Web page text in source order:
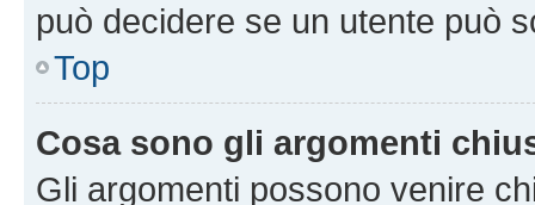
può decidere se un utente può
Top
Cosa sono gli argomenti
Gli argomenti possono venire